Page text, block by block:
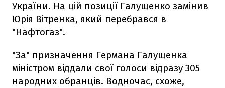
України. На цій позиції Галущенко замінив
Юрія Вітренка, який перебрався в
"Нафтогаз".
"За" призначення Германа Галущенка
міністром віддали свої голоси відразу 305
народних обранців. Водночас, схоже,